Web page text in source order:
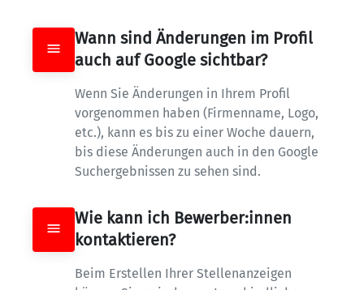
Wann sind Änderungen im Profil
auch auf Google sichtbar?
Wenn Sie Änderungen in Ihrem Profil
vorgenommen haben (Firmenname, Logo,
etc.), kann es bis zu einer Woche dauern,
bis diese Änderungen auch in den Google
Suchergebnissen zu sehen sind.
Wie kann ich Bewerber:innen
kontaktieren?
Beim Erstellen Ihrer Stellenanzeigen